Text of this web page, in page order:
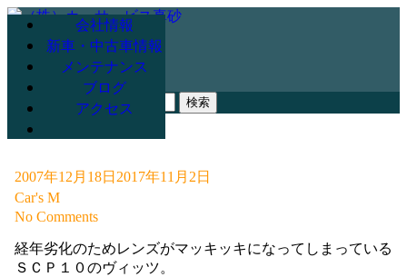
078-947-3265
会社情報
新車・中古車情報
メンテナンス
ブログ
アクセス
2007年12月18日 2017年11月2日
Car's M
No Comments
経年劣化のためレンズがマッキッキになってしまっている
ＳＣＰ１０のヴィッツ。